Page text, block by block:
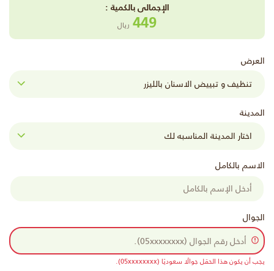
العرض
المدينة
الاسم بالكامل
الجوال
يجب أن يكون هذا الحقل جوالًا سعوديًا (05xxxxxxxx).
اﻹجمالى بالكمية :
449 ريال